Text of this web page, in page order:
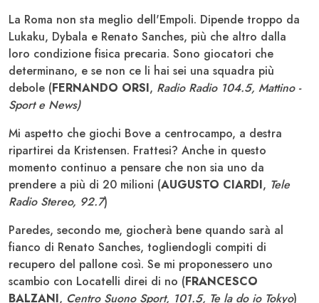
La Roma non sta meglio dell'Empoli. Dipende troppo da
Lukaku, Dybala e Renato Sanches, più che altro dalla
loro condizione fisica precaria. Sono giocatori che
determinano, e se non ce li hai sei una squadra più
debole (FERNANDO ORSI, Radio Radio 104.5, Mattino -
Sport e News)
Mi aspetto che giochi Bove a centrocampo, a destra
ripartirei da Kristensen. Frattesi? Anche in questo
momento continuo a pensare che non sia uno da
prendere a più di 20 milioni (AUGUSTO CIARDI, Tele
Radio Stereo, 92.7)
Paredes, secondo me, giocherà bene quando sarà al
fianco di Renato Sanches, togliendogli compiti di
recupero del pallone così. Se mi proponessero uno
scambio con Locatelli direi di no (FRANCESCO
BALZANI, Centro Suono Sport, 101.5, Te la do io Tokyo)